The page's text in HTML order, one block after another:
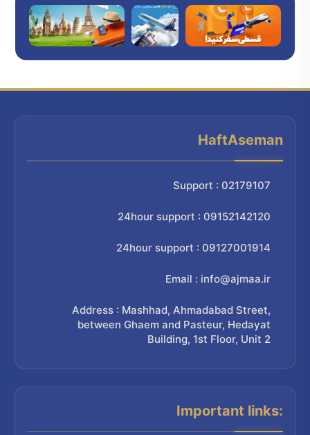
HaftAseman
Support : 02179107
24hour support : 09152142120
24hour support : 09127001914
Email : info@ajmaa.ir
Address : Mashhad, Ahmadabad Street,
between Ghaem and Pasteur, Hedayat
Building, 1st Floor, Unit 2
Important links: